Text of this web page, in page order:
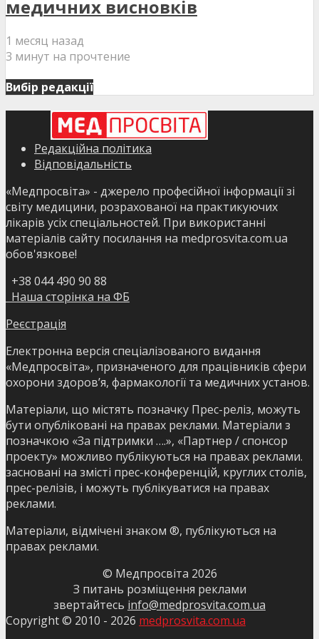
медичних висновків
1 месяц назад
3 минут на прочтение
Вибір редакції
Редакційна політика
Відповідальність
«Медпросвіта» - джерело професійної інформації зі
світу медицини, розрахованої на практикуючих
лікарів усіх спеціальностей. При використанні
матеріалів сайту посилання на medprosvita.com.ua
обов'язкове!
+38 044 490 90 88
Наша сторінка на ФБ
Реєстрація
Електронна версія спеціалізованого видання
«Медпросвіта», призначеного для працівників сфери
охорони здоров’я, фармакології та медичних установ.
Матеріали, що містять позначку Прес-реліз, можуть
бути опубліковані на правах реклами. Матеріали з
позначкою «За підтримки ….», «Партнер / спонсор
проекту» можливо публікуються на правах реклами.
засновані на змісті прес-конференцій, круглих столів,
прес-релізів, і можуть публікуватися на правах
реклами.
Матеріали, відмічені знаком ®, публікуються на
правах реклами.
© Медпросвіта 2026
З питань розміщення реклами
звертайтесь info@medprosvita.com.ua
Copyright © 2010 - 2026 medprosvita.com.ua